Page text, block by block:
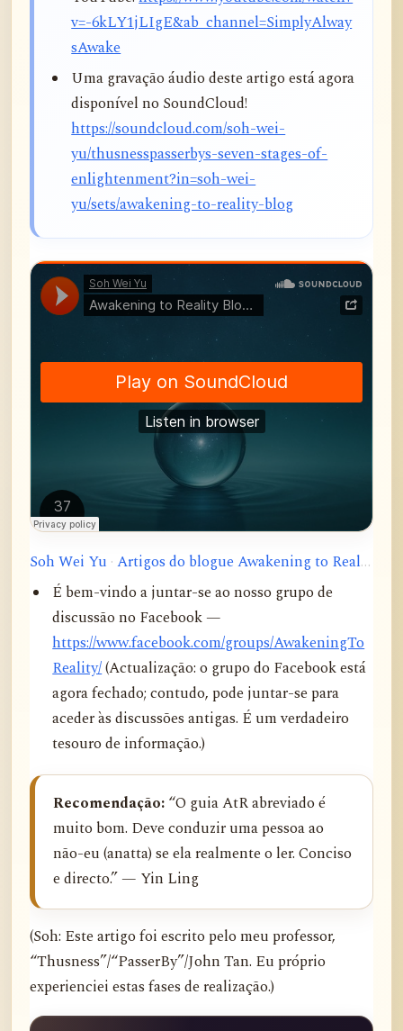
v=-6kLY1jLIgE&ab_channel=SimplyAlway
sAwake
Uma gravação áudio deste artigo está agora
disponível no SoundCloud!
https://soundcloud.com/soh-wei-
yu/thusnesspasserbys-seven-stages-of-
enlightenment?in=soh-wei-
yu/sets/awakening-to-reality-blog
Soh Wei Yu · Artigos do blogue Awakening to Reality
É bem-vindo a juntar-se ao nosso grupo de
discussão no Facebook —
https://www.facebook.com/groups/AwakeningTo
Reality/(Actualização: o grupo do Facebook está
agora fechado; contudo, pode juntar-se para
aceder às discussões antigas. É um verdadeiro
tesouro de informação.)
Recomendação: “O guia AtR abreviado é
muito bom. Deve conduzir uma pessoa ao
não-eu (anatta) se ela realmente o ler. Conciso
e directo.” — Yin Ling
(Soh: Este artigo foi escrito pelo meu professor,
“Thusness”/“PasserBy”/John Tan. Eu próprio
experienciei estas fases de realização.)